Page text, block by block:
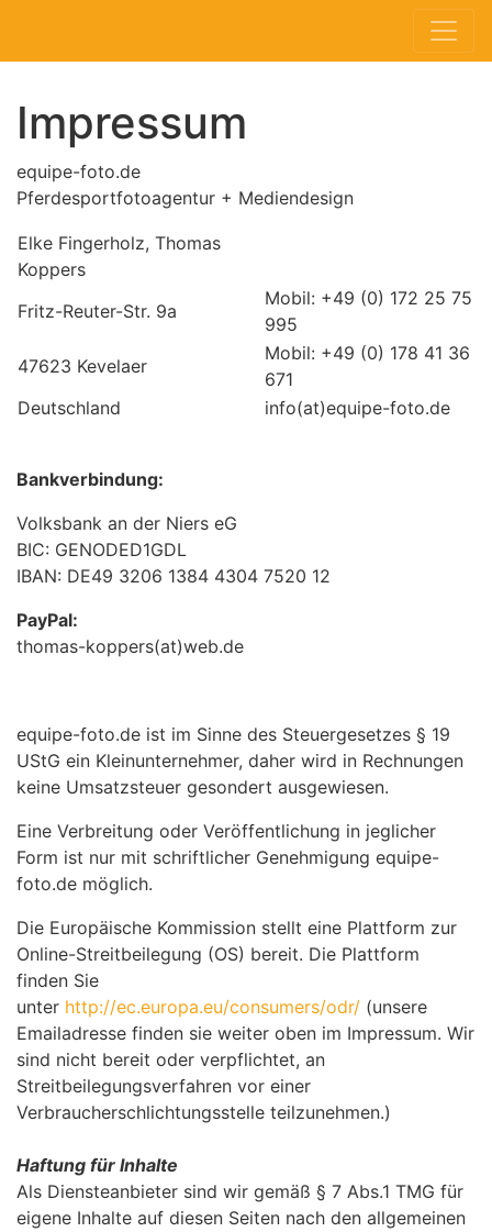
Impressum
equipe-foto.de
Pferdesportfotoagentur + Mediendesign
Elke Fingerholz, Thomas
Koppers
Fritz-Reuter-Str. 9a
Mobil: +49 (0) 172 25 75
995
47623 Kevelaer
Mobil: +49 (0) 178 41 36
671
Deutschland
info(at)equipe-foto.de
Bankverbindung:
Volksbank an der Niers eG
BIC: GENODED1GDL
IBAN: DE49 3206 1384 4304 7520 12
PayPal:
thomas-koppers(at)web.de
equipe-foto.de ist im Sinne des Steuergesetzes § 19
UStG ein Kleinunternehmer, daher wird in Rechnungen
keine Umsatzsteuer gesondert ausgewiesen.
Eine Verbreitung oder Veröffentlichung in jeglicher
Form ist nur mit schriftlicher Genehmigung equipe-
foto.de möglich.
Die Europäische Kommission stellt eine Plattform zur
Online-Streitbeilegung (OS) bereit. Die Plattform
finden Sie
unter http://ec.europa.eu/consumers/odr/ (unsere
Emailadresse finden sie weiter oben im Impressum. Wir
sind nicht bereit oder verpflichtet, an
Streitbeilegungsverfahren vor einer
Verbraucherschlichtungsstelle teilzunehmen.)
Haftung für Inhalte
Als Diensteanbieter sind wir gemäß § 7 Abs.1 TMG für
eigene Inhalte auf diesen Seiten nach den allgemeinen